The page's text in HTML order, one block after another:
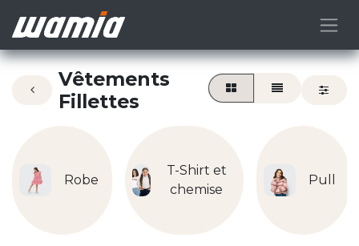
Vêtements
Fillettes
Robe
T-Shirt et
chemise
Pull